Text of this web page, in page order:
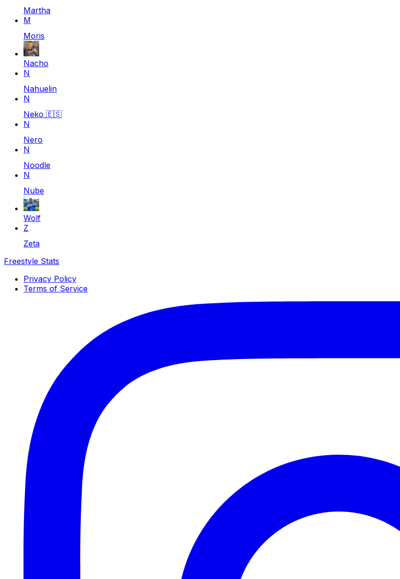
Martha
M
Moris
Nacho
N
Nahuelin
N
Neko 🇪🇸
N
Nero
N
Noodle
N
Nube
Wolf
Z
Zeta
Freestyle Stats
Privacy Policy
Terms of Service